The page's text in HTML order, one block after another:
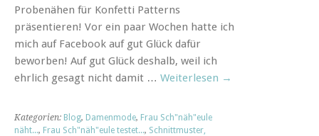
Probenähen für Konfetti Patterns
präsentieren! Vor ein paar Wochen hatte ich
mich auf Facebook auf gut Glück dafür
beworben! Auf gut Glück deshalb, weil ich
ehrlich gesagt nicht damit … Weiterlesen →
Kategorien: Blog, Damenmode, Frau Sch"näh"eule
näht..., Frau Sch"näh"eule testet..., Schnittmuster,